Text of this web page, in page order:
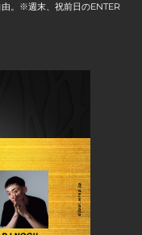
。※週末、祝前日のENTER